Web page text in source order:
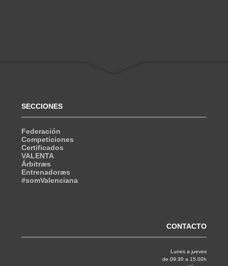
SECCIONES
Federación
Competiciones
Certificados
VALENTA
Árbitræs
Entrenadoræs
#somValenciana
CONTACTO
Lunes a jueves
de 09:30 a 15.00h